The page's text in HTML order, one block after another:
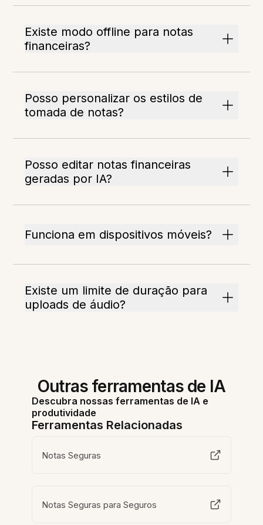
Existe modo offline para notas
financeiras?
Posso personalizar os estilos de
tomada de notas?
Posso editar notas financeiras
geradas por IA?
Funciona em dispositivos móveis?
Existe um limite de duração para
uploads de áudio?
Outras ferramentas de IA
Descubra nossas ferramentas de IA e
produtividade
Ferramentas Relacionadas
Notas Seguras
Notas Seguras para Seguros